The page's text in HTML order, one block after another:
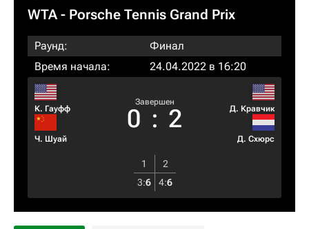
WTA- Porsche Tennis Grand Prix
Раунд:
Финал
Время начала:
24.04.2022 в 16:20
К. Гауфф
Ч. Шуай
Завершен
0 : 2 Д. Кравчик
Д. Схюрс
1
2
3:6 4:6